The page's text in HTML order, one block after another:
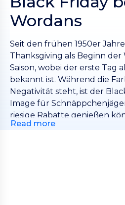
Wordans
Seit den frühen 1950er
Thanksgiving als Beginn
Saison, wobei der erste Tag
bekannt ist. Während die
Negativität steht, ist der
Image für
riesige Rabatte genießen
sogar Black Friday-Rabatte
Read more